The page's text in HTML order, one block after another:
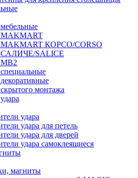
MAKMART
MAKMART КОРСО/CORSO
САЛИЧЕ/SALICE
монтажа
удара
удара для петель
удара для дверей
удара самоклеящиеся
магниты